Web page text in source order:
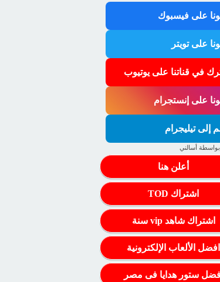
على فيسبوك
على تويتر
في قناتنا على يوتيوب
على إنستجرام
إلى تيليجرام
أعلن هنا
اشتراك TOD
اشتراك شاهد vip سنة
افضل الألعاب الإلكترونية
ستور هدايا فى مصر
بواسطة أسالني